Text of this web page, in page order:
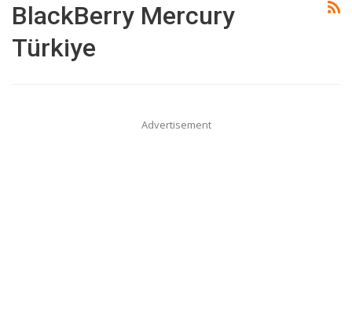
BlackBerry Mercury
Türkiye
Advertisement